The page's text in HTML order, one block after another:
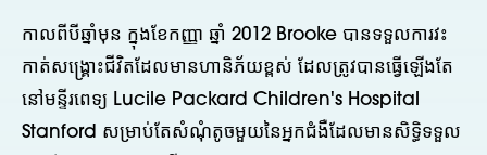
កាលពីបីឆ្នាំមុន ក្នុងខែកញ្ញា ឆ្នាំ 2012 Brooke បានទទួលការវះ
កាត់សង្គ្រោះជីវិតដែលមានហានិភ័យខ្ពស់ ដែលត្រូវបានធ្វើឡើងតែ
នៅមន្ទីរពេទ្យ Lucile Packard Children's Hospital
Stanford សម្រាប់តែសំណុំតូចមួយនៃអ្នកជំងឺដែលមានសិទ្ធិទទួល